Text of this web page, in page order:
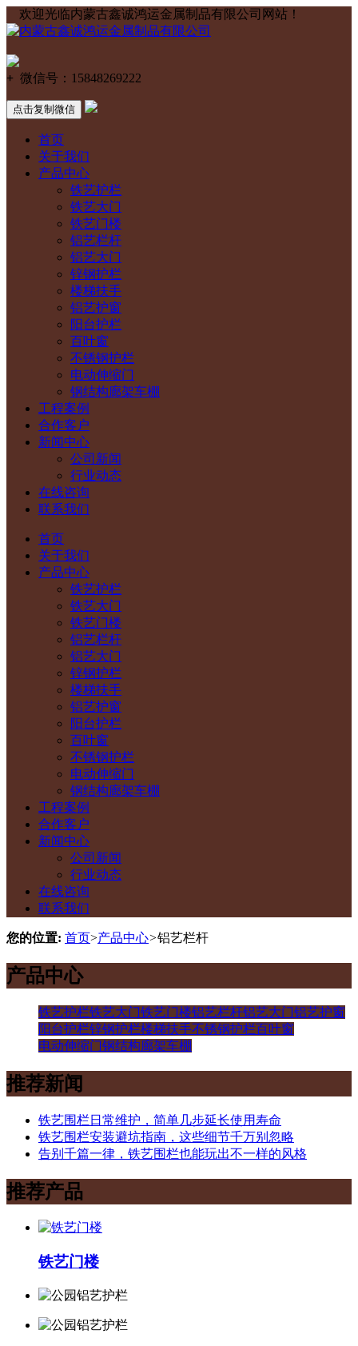
欢迎光临内蒙古鑫诚鸿运金属制品有限公司网站！
+ 微信号： 15848269222
点击复制微信
首页
关于我们
产品中心
铁艺护栏
铁艺大门
铁艺门楼
铝艺栏杆
铝艺大门
锌钢护栏
楼梯扶手
铝艺护窗
阳台护栏
百叶窗
不锈钢护栏
电动伸缩门
钢结构廊架车棚
工程案例
合作客户
新闻中心
公司新闻
行业动态
在线咨询
联系我们
首页
关于我们
产品中心
铁艺护栏
铁艺大门
铁艺门楼
铝艺栏杆
铝艺大门
锌钢护栏
楼梯扶手
铝艺护窗
阳台护栏
百叶窗
不锈钢护栏
电动伸缩门
钢结构廊架车棚
工程案例
合作客户
新闻中心
公司新闻
行业动态
在线咨询
联系我们
您的位置: 首页>产品中心>铝艺栏杆
产品中心
铁艺护栏铁艺大门铁艺门楼铝艺栏杆铝艺大门铝艺护窗
阳台护栏锌钢护栏楼梯扶手不锈钢护栏百叶窗
电动伸缩门钢结构廊架车棚
推荐新闻
铁艺围栏日常维护，简单几步延长使用寿命
铁艺围栏安装避坑指南，这些细节千万别忽略
告别千篇一律，铁艺围栏也能玩出不一样的风格
推荐产品
铁艺门楼